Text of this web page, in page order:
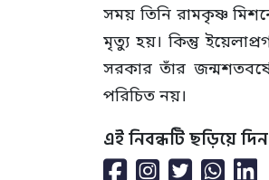
সময় তিনি রামকৃষ্ণ
মৃত্যু হয়। কিন্তু
সরকার তাঁর
পরিচিত নয়।
এই নিবন্ধটি ছড়িয়ে দিন